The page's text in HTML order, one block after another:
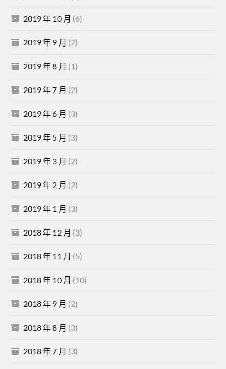
2019 年 10 月 (6)
2019 年 9 月 (2)
2019 年 8 月 (1)
2019 年 7 月 (2)
2019 年 6 月 (3)
2019 年 5 月 (3)
2019 年 3 月 (2)
2019 年 2 月 (2)
2019 年 1 月 (3)
2018 年 12 月 (3)
2018 年 11 月 (5)
2018 年 10 月 (10)
2018 年 9 月 (2)
2018 年 8 月 (3)
2018 年 7 月 (3)